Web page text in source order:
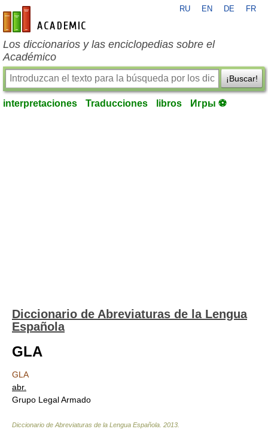
es-academic.com
RU EN DE FR
Los diccionarios y las enciclopedias sobre el
Académico
¡Buscar!
interpretaciones Traducciones libros Игры ⚽
Diccionario de Abreviaturas de la Lengua
Española
GLA
GLA
abr.
Grupo Legal Armado
Diccionario de Abreviaturas de la Lengua Española 2013